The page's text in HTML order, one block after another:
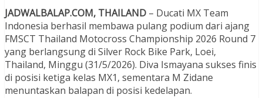
JADWALBALAP.COM, THAILAND – Ducati MX Team
Indonesia berhasil membawa pulang podium dari ajang
FMSCT Thailand Motocross Championship 2026 Round 7
yang berlangsung di Silver Rock Bike Park, Loei,
Thailand, Minggu (31/5/2026). Diva Ismayana sukses finis
di posisi ketiga kelas MX1, sementara M Zidane
menuntaskan balapan di posisi kedelapan.